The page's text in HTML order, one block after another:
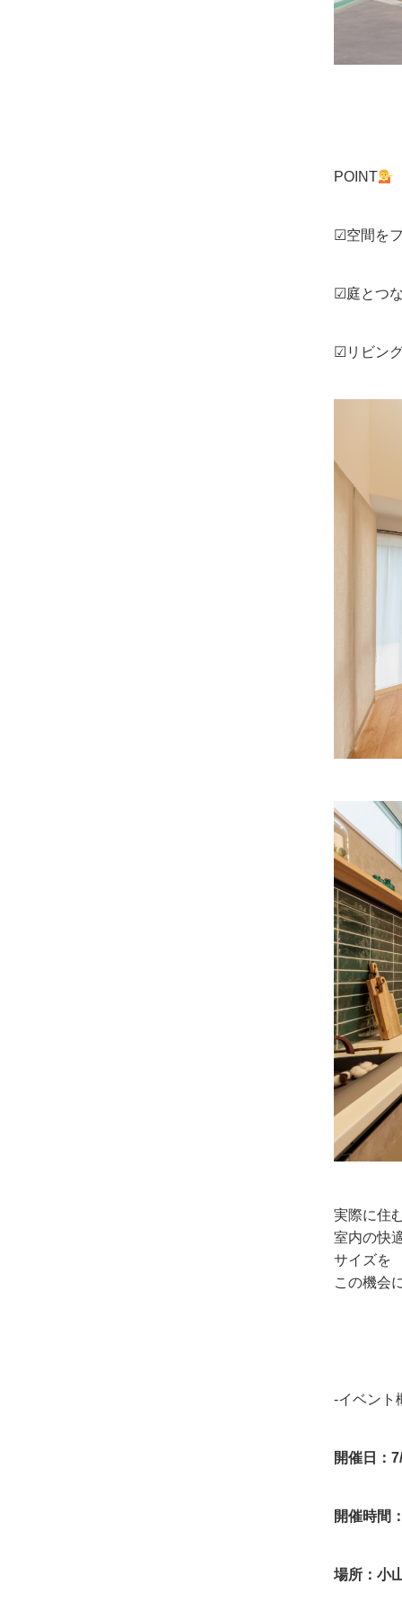
POINT
☑空間を
☑庭とつ
☑リビン
実際に住
室内の快
サイズを
この機会
-イベント
開催日：
開催時間
場所：小